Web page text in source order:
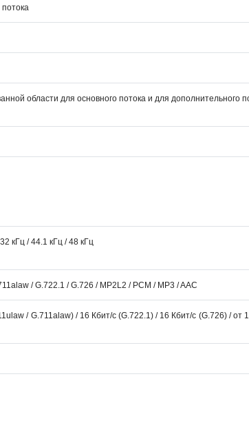
области для основного потока и для дополнительного
кГц / 44.1 кГц / 48 кГц
/ G.722.1 / G.726 / MP2L2 / PCM / MP3 / AAC
/ G.711alaw) / 16 Кбит/с (G.722.1) / 16 Кбит/с (G.726) /